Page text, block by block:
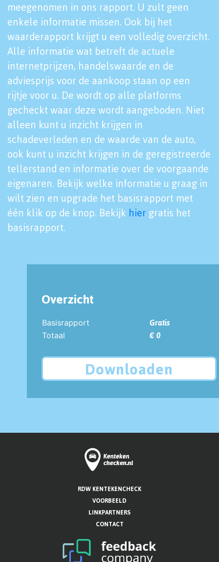
meegenomen in ons rapport. U zult geen
enkele informatie missen. Ook bij het
waarderapport krijgt u een volledig overzicht.
Alle informatie wat betreft de actuele
internetprijzen, handelswaarde en de
adviesprijs voor de aankoop staan op een
rijtje voor u. De wordt op alle platforms
gecheckt waar deze wordt aangeboden. Niet
alleen kunt u inzicht krijgen in
schadeverleden en de waarde van de auto,
ook kunt u inzicht krijgen in de geregistreerde
tellerstand en informatie over de voorgaande
eigenaren. Bekijk welke informatie u graag in
wilt zien en upgrade het basisrapport met
één klik op de knop. Bekijk hier gratis het
basisrapport.
Overzicht
Basisrapport
Gratis
Totaal
€ 0
Downloaden
RDW KENTEKENCHECK
VOORBEELD
LINKPARTNERS
CONTACT